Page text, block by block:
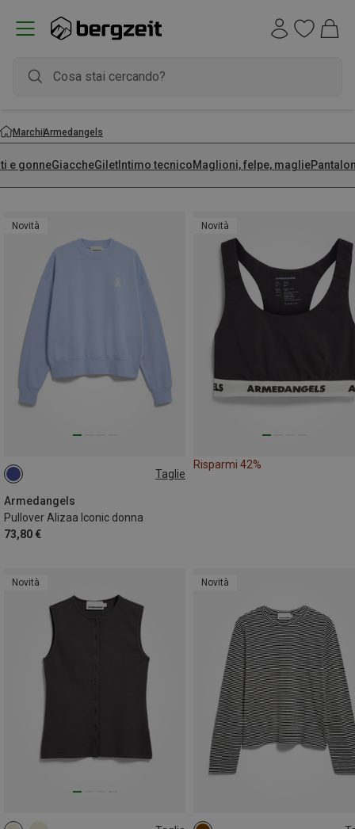
MarchiArmedangels
e gonneGiaccheGilet Intimo tecnicoMaglioni, felpe, maglie
Novità
Taglie
Armedangels
Pullover Alizaa Iconic donna
73,80 €
M
Novità
Risparmi 42%
Novità Novità